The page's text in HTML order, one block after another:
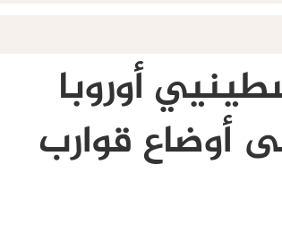
أوروبا
أوضاع قوارب